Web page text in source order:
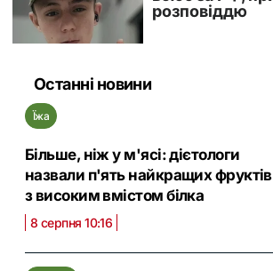
Останні новини
Їжа
Більше, ніж у м'ясі: дієтологи
назвали п'ять найкращих фруктів
з високим вмістом білка
8 серпня 10:16